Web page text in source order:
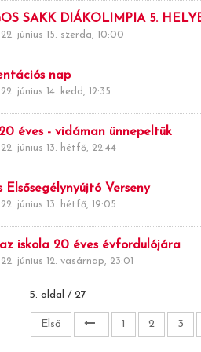
SAKK DIÁKOLIMPIA 5.
június 15. szerda, 10:00
nap
június 14. kedd, 12:35
éves - vidáman ünnepeltük
június 13. hétfő, 22:44
Elsősegélynyújtó Verseny
június 13. hétfő, 19:05
iskola 20 éves évfordulójára
június 12. vasárnap, 23:01
5. oldal / 27
Első 1 2 3